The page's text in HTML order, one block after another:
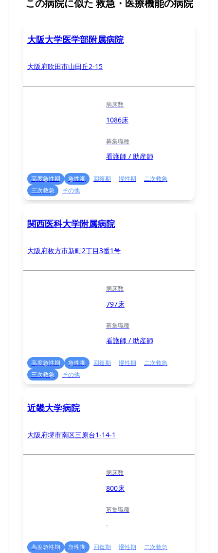
この病院に似た 救急・医療機能の病院
大阪大学医学部附属病院
大阪府吹田市山田丘2-15
病床数
1086床
募集職種
看護師 / 助産師
高度急性期 急性期 回復期 慢性期
二次救急
三次救急
その他
関西医科大学附属病院
大阪府枚方市新町2丁目3番1号
病床数
797床
募集職種
看護師 / 助産師
高度急性期 急性期 回復期 慢性期
二次救急
三次救急
その他
近畿大学病院
大阪府堺市南区三原台1-14-1
病床数
800床
募集職種
-
高度急性期 急性期 回復期 慢性期
二次救急